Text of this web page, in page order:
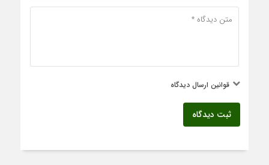
قوانین ارسال دیدگاه
ثبت دیدگاه